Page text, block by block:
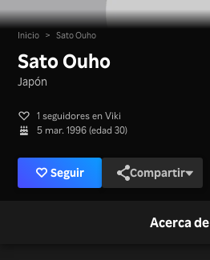
Inicio > Sato Ouho
Sato Ouho
Japón
1 seguidores en Viki
5 mar. 1996 (edad 30)
Seguir Compartir
Acerca de